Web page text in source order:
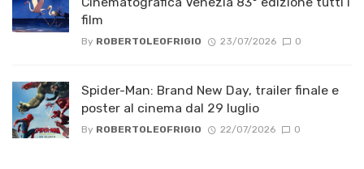
film
By ROBERTOLEOFRIGIO 23/07/2026 0
Spider-Man: Brand New Day, trailer finale e
poster al cinema dal 29 luglio
By ROBERTOLEOFRIGIO 22/07/2026 0